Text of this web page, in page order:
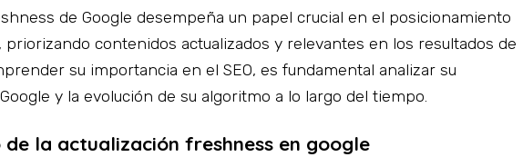
de Google desempeña un papel crucial en el posicionamiento
priorizando contenidos actualizados y relevantes en los resultados de
su importancia en el SEO, es fundamental analizar su
y la evolución de su algoritmo a lo largo del tiempo.
la actualización freshness en google